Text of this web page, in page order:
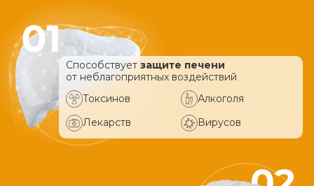
Способствует защите печени
от неблагоприятных воздействий
Токсинов
Алкоголя
Лекарств
Вирусов